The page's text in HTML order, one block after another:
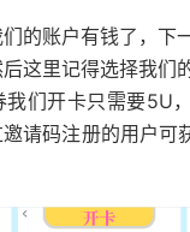
的账户有钱了，下
这里记得选择我们
我们开卡只需要5U
请码注册的用户可